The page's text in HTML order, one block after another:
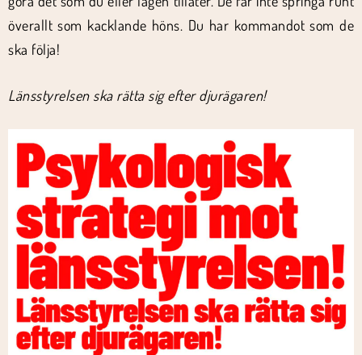
överallt som kacklande höns. Du har kommandot som de
ska följa!
Länsstyrelsen ska rätta sig efter djurägaren!